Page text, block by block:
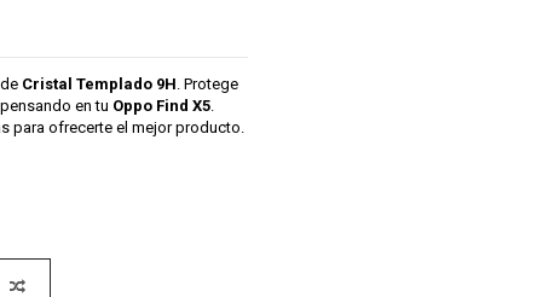
Cristal Templado 9H. Protege
en tu Oppo Find X5.
para ofrecerte el mejor producto.